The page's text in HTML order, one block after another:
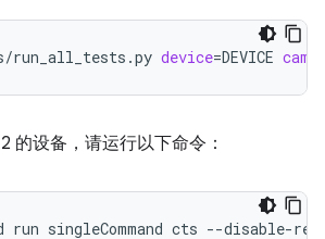
run_all_tests.py device=DEVICE
的设备，请运行以下命令：
run singleCommand cts --disable-